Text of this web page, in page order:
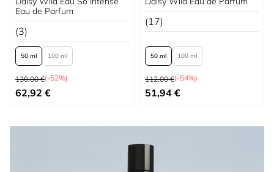
Eau de Parfum
(3)
50 ml 100 ml
Precio habitual
130,00 €(-52%)
Tan bajo como
62,92 €
(17)
50 ml 100 ml
Precio habitual
112,00 €(-54%)
Tan bajo como
51,94 €